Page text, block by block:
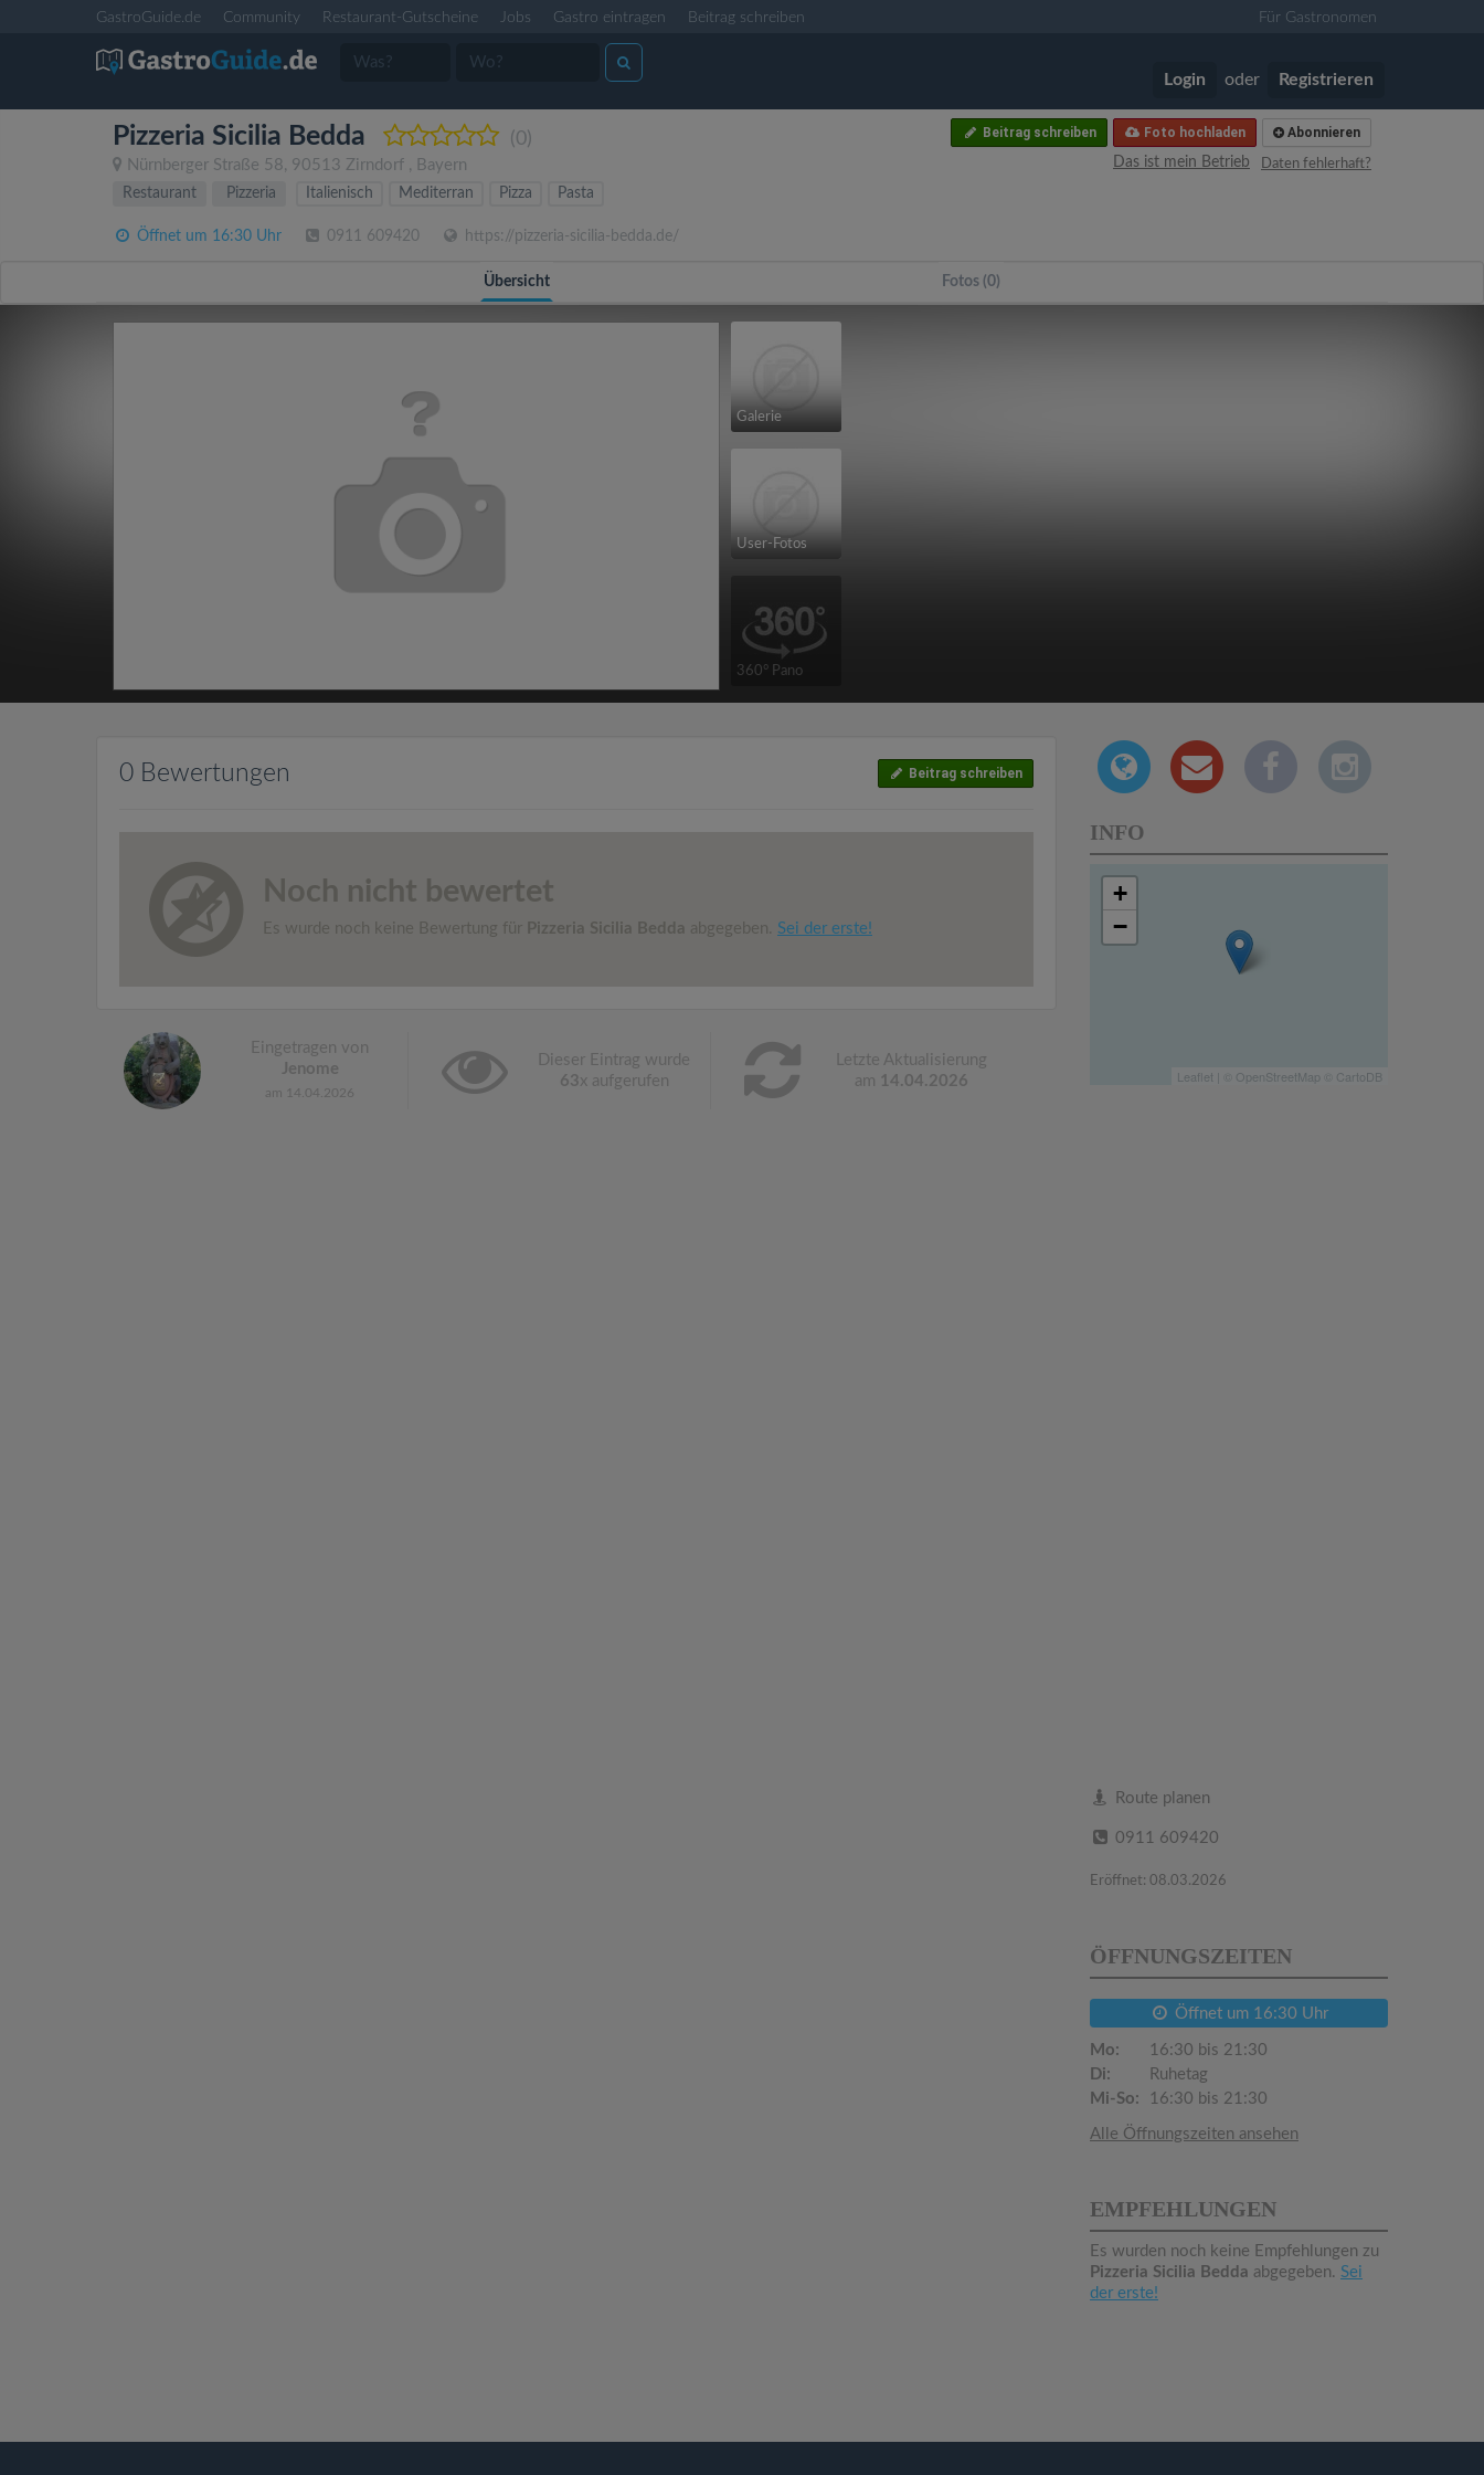
GastroGuide.de Community Restaurant-Gutscheine Jobs Gastro eintragen Beitrag schreiben Für Gastronomen
Login oder Registrieren
Pizzeria Sicilia Bedda (0)
Nürnberger Straße 58, 90513 Zirndorf , Bayern
Abonnieren
Foto hochladen
Beitrag schreiben
Daten fehlerhaft?
Das ist mein Betrieb
Restaurant
Pizzeria Italienisch Mediterran Pizza Pasta
Öffnet um 16:30 Uhr 0911 609420 https://pizzeria-sicilia-bedda.de/
Übersicht Fotos (0)
Galerie
User-Fotos
360° Pano
0 Bewertungen Beitrag schreiben
Noch nicht bewertet
Es wurde noch keine Bewertung für Pizzeria Sicilia Bedda abgegeben. Sei der erste!
Eingetragen von
Jenome
am 14.04.2026
Dieser Eintrag wurde
63x aufgerufen
Letzte Aktualisierung
am 14.04.2026
INFO
+
−
Leaflet OpenStreetMap CartoDB
Route planen
0911 609420
Eröffnet: 08.03.2026
ÖFFNUNGSZEITEN
Öffnet um 16:30 Uhr
Mo:
16:30 bis 21:30
Di:
Ruhetag
Mi-So:
16:30 bis 21:30
Alle Öffnungszeiten ansehen
EMPFEHLUNGEN
Es wurden noch keine Empfehlungen zu
Pizzeria Sicilia Bedda abgegeben. Sei
der erste!